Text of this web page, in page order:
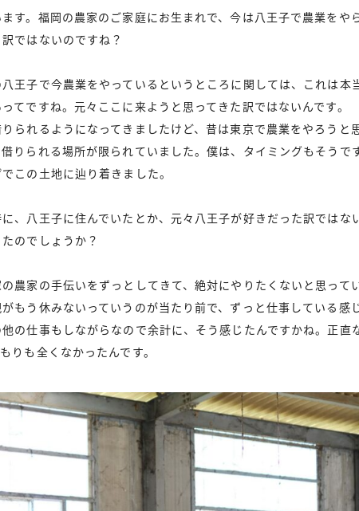
す。福岡の農家のご家庭にお生まれで、今は八王子で農業をや
ではないのですね？
王子で今農業をやっているというところに関しては、これは本
てですね。元々ここに来ようと思ってきた訳ではないんです。
られるようになってきましたけど、昔は東京で農業をやろうと
りられる場所が限られていました。僕は、タイミングもそうで
この土地に辿り着きました。
、八王子に住んでいたとか、元々八王子が好きだった訳ではな
のでしょうか？
農家の手伝いをずっとしてきて、絶対にやりたくないと思って
もう休みないっていうのが当たり前で、ずっと仕事している感
の仕事もしながらなので余計に、そう感じたんですかね。正直
りも全くなかったんです。